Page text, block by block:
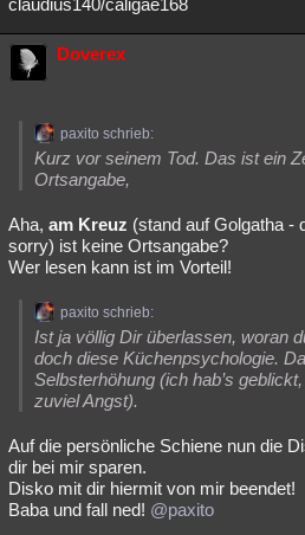
Doverex
paxito schrieb:
Kurz vor seinem Tod. Das ist ein
Ortsangabe,
Aha, am Kreuz (stand auf Golgatha -
sorry) ist keine Ortsangabe?
Wer lesen kann ist im Vorteil!
paxito schrieb:
Ist ja völlig Dir überlassen, woran
doch diese Küchenpsychologie.
Selbsterhöhung (ich hab’s
zuviel Angst).
Auf die persönliche Schiene nun die
dir bei mir sparen.
Disko mit dir hiermit von mir beendet!
Baba und fall ned! @paxito